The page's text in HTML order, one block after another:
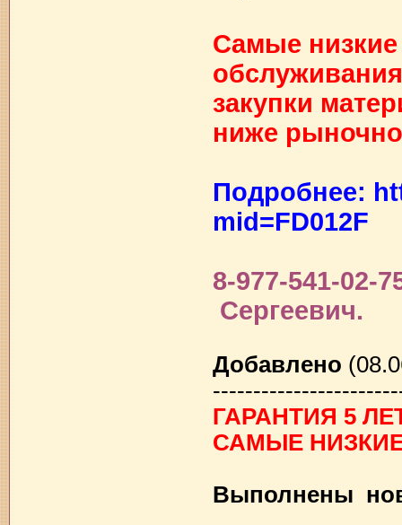
Самые
закупки
ниже
Подробнее:
mid=FD012F
8-977-541-02-
Сергеевич.
Добавлено
ГАРАНТИЯ 5
САМЫЕ
Выполнены